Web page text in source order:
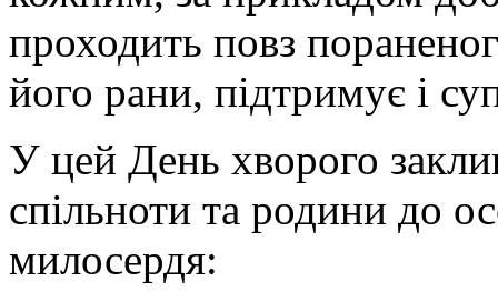
проходить повз
його рани, підтримує і
У цей День хворого
спільноти та родини до
милосердя: